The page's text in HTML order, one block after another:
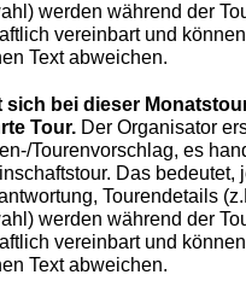
werden während der
vereinbart und
Text abweichen.
sich bei dieser
Tour. Der Organisator
Tourenvorschlag, es
Das bedeutet,
Tourendetails
werden während der
vereinbart und
Text abweichen.